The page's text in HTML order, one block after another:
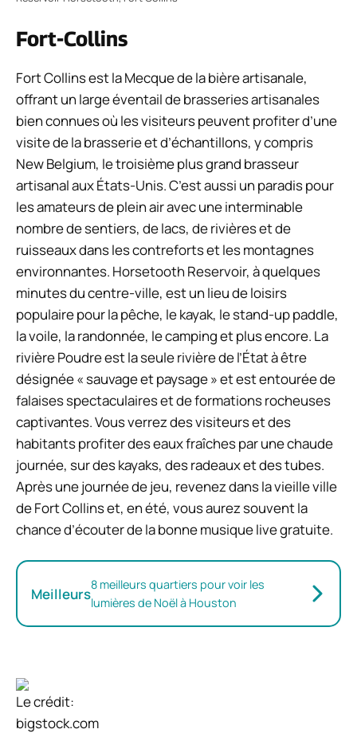
Fort-Collins
Fort Collins est la Mecque de la bière artisanale,
offrant un large éventail de brasseries artisanales
bien connues où les visiteurs peuvent profiter d’une
visite de la brasserie et d’échantillons, y compris
New Belgium, le troisième plus grand brasseur
artisanal aux États-Unis. C’est aussi un paradis pour
les amateurs de plein air avec une interminable
nombre de sentiers, de lacs, de rivières et de
ruisseaux dans les contreforts et les montagnes
environnantes. Horsetooth Reservoir, à quelques
minutes du centre-ville, est un lieu de loisirs
populaire pour la pêche, le kayak, le stand-up paddle,
la voile, la randonnée, le camping et plus encore. La
rivière Poudre est la seule rivière de l’État à être
désignée « sauvage et paysage » et est entourée de
falaises spectaculaires et de formations rocheuses
captivantes. Vous verrez des visiteurs et des
habitants profiter des eaux fraîches par une chaude
journée, sur des kayaks, des radeaux et des tubes.
Après une journée de jeu, revenez dans la vieille ville
de Fort Collins et, en été, vous aurez souvent la
chance d’écouter de la bonne musique live gratuite.
Meilleurs8 meilleurs quartiers pour voir les
lumières de Noël à Houston
Le crédit:
bigstock.com